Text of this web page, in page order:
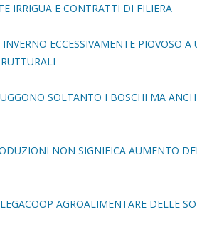
IRRIGUA E CONTRATTI DI FILIERA
ECCESSIVAMENTE PIOVOSO A
SOLTANTO I BOSCHI MA
NON SIGNIFICA AUMENTO
AGROALIMENTARE DELLE